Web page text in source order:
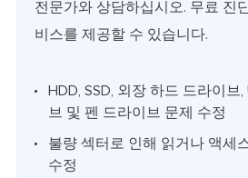
전문가와 상담하십시오. 무료 진
비스를 제공할 수 있습니다.
HDD, SSD, 외장 하드 드라이브,
브 및 펜 드라이브 문제 수정
불량 섹터로 인해 읽거나 액세
수정